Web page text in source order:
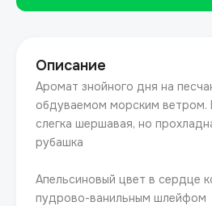
Описание
Аромат знойного дня на
обдуваемом морским ветром.
слегка шершавая, но
рубашка
Апельсиновый цвет в сердце
пудрово-ванильным шлейфом